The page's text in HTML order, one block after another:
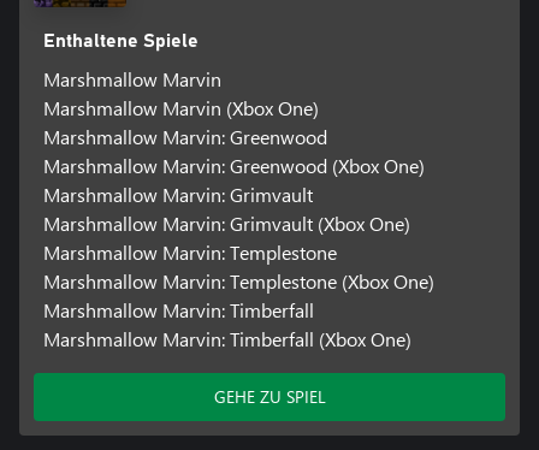
Enthaltene Spiele
Marshmallow Marvin
Marshmallow Marvin (Xbox One)
Marshmallow Marvin: Greenwood
Marshmallow Marvin: Greenwood (Xbox One)
Marshmallow Marvin: Grimvault
Marshmallow Marvin: Grimvault (Xbox One)
Marshmallow Marvin: Templestone
Marshmallow Marvin: Templestone (Xbox One)
Marshmallow Marvin: Timberfall
Marshmallow Marvin: Timberfall (Xbox One)
GEHE ZU SPIEL